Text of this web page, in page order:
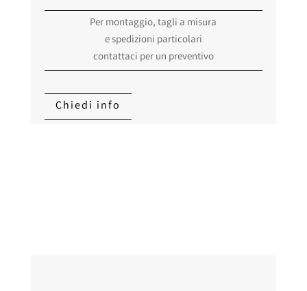
originale
era:
360,00 €.
attuale
è:
180,00 €.
Per montaggio, tagli a misura
e spedizioni particolari
contattaci per un preventivo
Chiedi info